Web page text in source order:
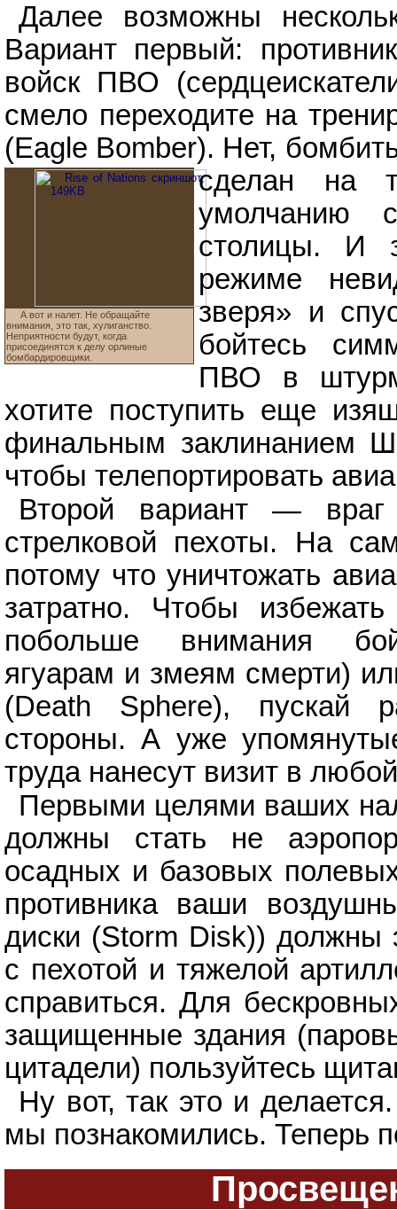
Далее возможны
Вариант первый:
войск ПВО
смело переходите на
(Eagle Bomber). Нет,
сделан
А вот и налет. Не обращайте
внимания, это так, хулиганство.
Неприятности будут, когда
присоединятся к делу орлиные
бомбардировщики.
умолчанию
столицы. И
режиме
зверя» и
бойтесь
ПВО в
хотите поступить еще
финальным заклинанием
чтобы телепортировать
Второй вариант — враг
стрелковой пехоты. На
потому что уничтожать
затратно. Чтобы
побольше внимания
ягуарам и змеям смерти)
(Death Sphere), пускай
стороны. А уже
труда нанесут визит в
Первыми целями ваших
должны стать не
осадных и базовых
противника ваши
диски (Storm Disk)) должны
с пехотой и тяжелой
справиться. Для
защищенные здания
цитадели) пользуйтесь
Ну вот, так это и
мы познакомились. Теперь